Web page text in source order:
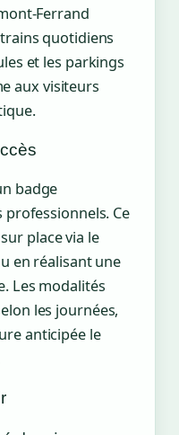
Ferrand
quotidiens
et les parkings
aux visiteurs
badge
Ce
place via le
en réalisant une
Les modalités
les journées,
anticipée le